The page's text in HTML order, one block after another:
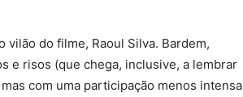
vilão do filme, Raoul Silva. Bardem,
e risos (que chega, inclusive, a lembrar
com uma participação menos intensa